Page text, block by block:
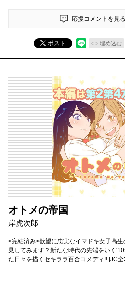
応援コメントを見
ポスト 埋め込む
オトメの帝国
岸虎次郎
<完結済み>欲望に忠実なイマドキ女子高
見してみます？新たな時代の先端をいく
た日々を描くセキララ百合コメディ!! [JC